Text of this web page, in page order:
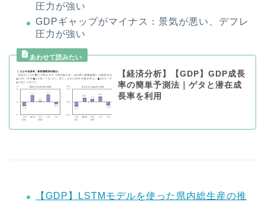
圧力が強い
GDPギャップがマイナス：景気が悪い、デフレ
圧力が強い
【経済分析】【GDP】GDP成長
率の簡単予測法｜ゲタと潜在成
長率を利用
【GDP】LSTMモデルを使った県内総生産の推